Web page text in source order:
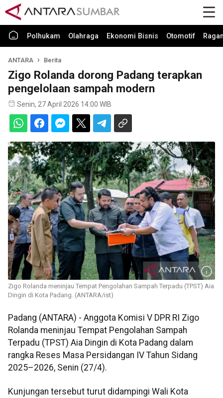
Polhukam Olahraga Ekonomi Bisnis Otomotif
ANTARA Berita
Zigo Rolanda dorong Padang terapkan
pengelolaan sampah modern
Senin, 27 April 2026 14:00 WIB
Zigo Rolanda meninjau Tempat Pengolahan Sampah Terpadu (TPST) Aia
Dingin di Kota Padang. (ANTARA/ist)
Padang (ANTARA) - Anggota Komisi V DPR RI Zigo
Rolanda meninjau Tempat Pengolahan Sampah
Terpadu (TPST) Aia Dingin di Kota Padang dalam
rangka Reses Masa Persidangan IV Tahun Sidang
2025–2026, Senin (27/4).
Kunjungan tersebut turut didampingi Wali Kota